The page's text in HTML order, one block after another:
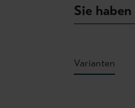
Sie
Varianten